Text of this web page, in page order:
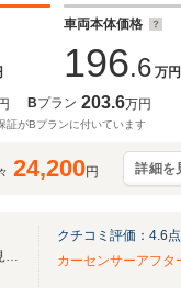
ップ/シートヒ
車両本体価格
196.6 万円
Bプラン 203.6万円
証がBプランに付いています
24,200円 詳細を
クチコミ評価： 4.6
カーセンサーアフタ